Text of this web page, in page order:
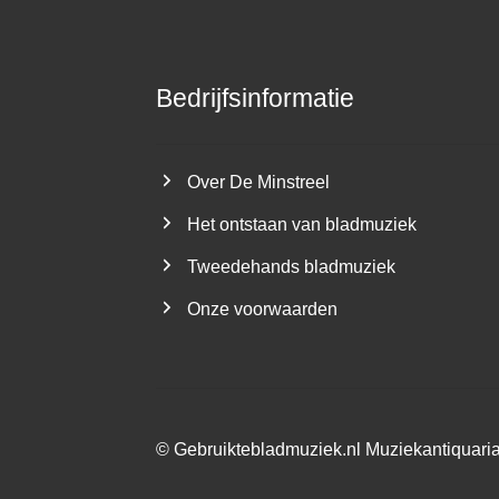
Bedrijfsinformatie
Over De Minstreel
Het ontstaan van bladmuziek
Tweedehands bladmuziek
Onze voorwaarden
©Gebruiktebladmuziek.nl